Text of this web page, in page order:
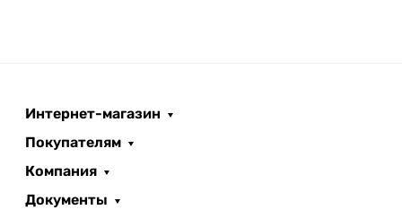
Интернет-магазин
Покупателям
Компания
Документы